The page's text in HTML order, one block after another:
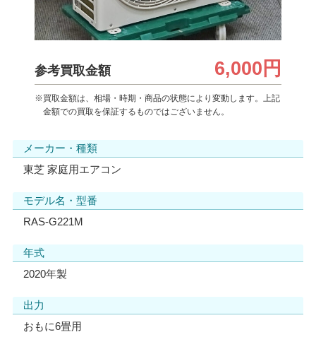
参考買取金額 6,000円
※買取金額は、相場・時期・商品の状態により変動します。上記
金額での買取を保証するものではございません。
メーカー・種類
東芝 家庭用エアコン
モデル名・型番
RAS-G221M
年式
2020年製
出力
おもに6畳用